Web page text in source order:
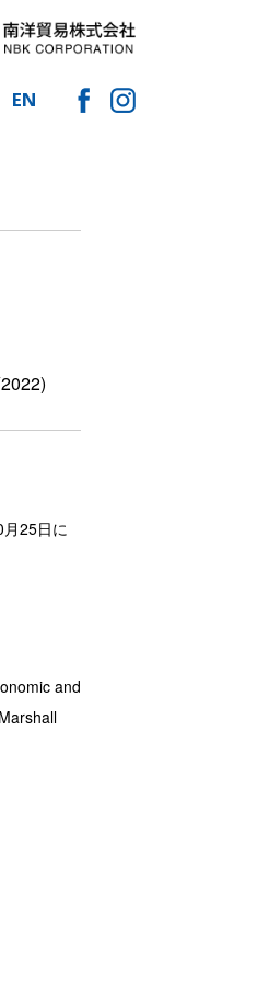
EN
25日に
and